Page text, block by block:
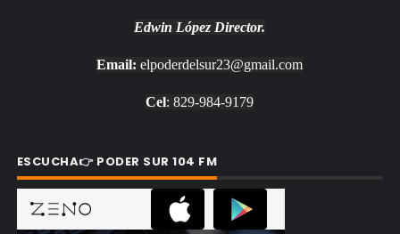
Edwin López Director.
Email: elpoderdelsur23@gmail.com
Cel: 829-984-9179
ESCUCHA👉 PODER SUR 104 FM